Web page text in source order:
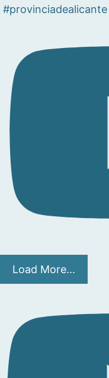
#provinciadealicante
Load More...